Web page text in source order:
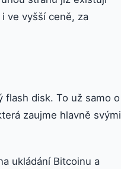
ve vyšší ceně, za
flash disk. To už samo o
zaujme hlavně svými
ukládání Bitcoinu a